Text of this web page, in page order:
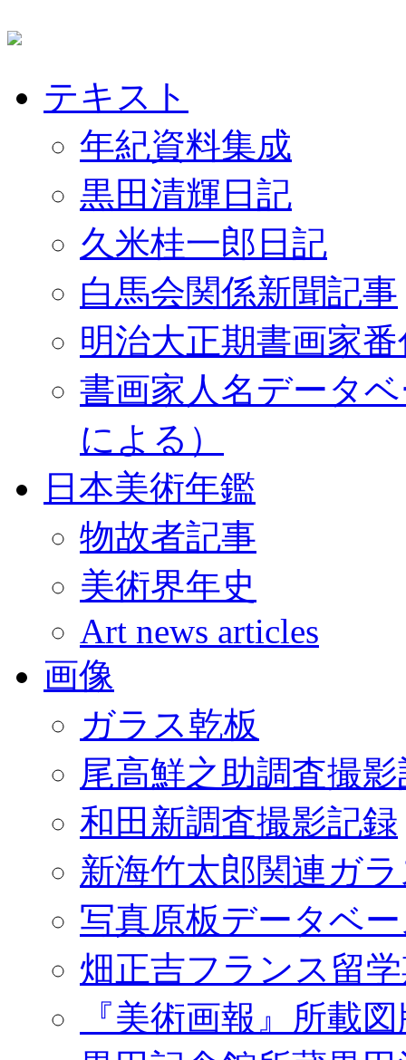
テキスト
年紀資料集成
黒田清輝日記
久米桂一郎日記
白馬会関係新聞記事
明治大正期書画家
書画家人名データ
による）
日本美術年鑑
物故者記事
美術界年史
Art news articles
画像
ガラス乾板
尾高鮮之助調査撮
和田新調査撮影記録
新海竹太郎関連ガ
写真原板データベ
畑正吉フランス留
『美術画報』所載